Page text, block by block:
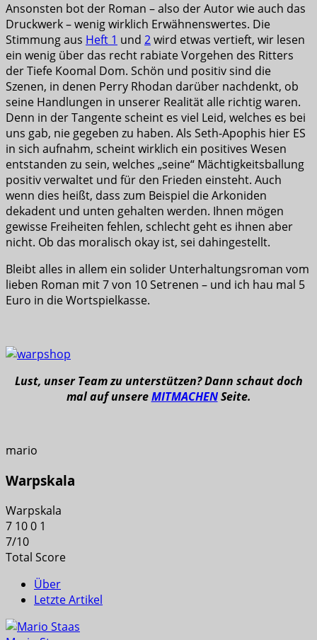
Ansonsten bot der Roman – also der Autor wie auch das
Druckwerk – wenig wirklich Erwähnenswertes. Die
Stimmung aus Heft 1 und 2wird etwas vertieft, wir lesen
ein wenig über das recht rabiate Vorgehen des Ritters
der Tiefe Koomal Dom. Schön und positiv sind die
Szenen, in denen Perry Rhodan darüber nachdenkt, ob
seine Handlungen in unserer Realität alle richtig waren.
Denn in der Tangente scheint es viel Leid, welches es bei
uns gab, nie gegeben zu haben. Als Seth-Apophis hier ES
in sich aufnahm, scheint wirklich ein positives Wesen
entstanden zu sein, welches „seine“ Mächtigkeitsballung
positiv verwaltet und für den Frieden einsteht. Auch
wenn dies heißt, dass zum Beispiel die Arkoniden
dekadent und unten gehalten werden. Ihnen mögen
gewisse Freiheiten fehlen, schlecht geht es ihnen aber
nicht. Ob das moralisch okay ist, sei dahingestellt.
Bleibt alles in allem ein solider Unterhaltungsroman vom
lieben Roman mit 7 von 10 Setrenen – und ich hau mal 5
Euro in die Wortspielkasse.
Lust, unser Team zu unterstützen? Dann schaut doch
mal auf unsereMITMACHENSeite.
mario
Warpskala
Warpskala
7 100 1
7/10
Total Score
Über
Letzte Artikel